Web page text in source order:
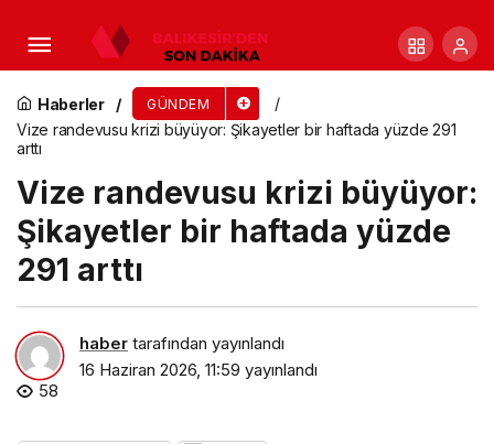
Haberler GÜNDEM
Vize randevusu krizi büyüyor: Şikayetler bir haftada yüzde 291
arttı
Vize randevusu krizi büyüyor:
Şikayetler bir haftada yüzde
291 arttı
haber tarafından yayınlandı
16 Haziran 2026, 11:59 yayınlandı
58
Maltepe’nin sokakları yenileniyor